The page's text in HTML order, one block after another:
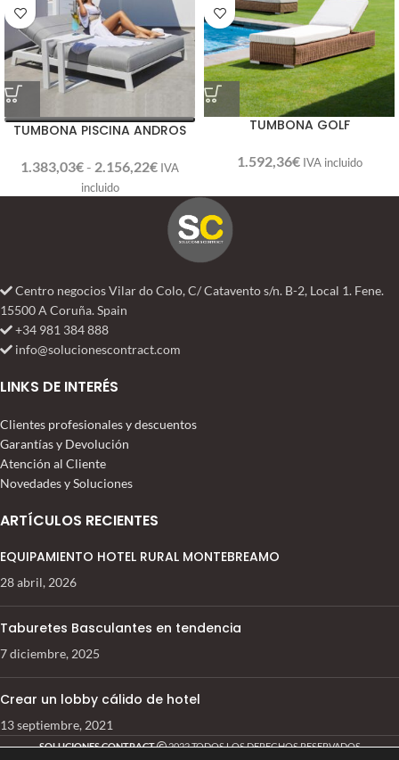
TUMBONA PISCINA ANDROS
1.383,03€ - 2.156,22€ IVA
incluido
TUMBONA GOLF
1.592,36€ IVA incluido
Centro negocios Vilar do Colo, C/ Catavento s/n. B-2, Local 1. Fene.
15500 A Coruña. Spain
+34 981 384 888
info@solucionescontract.com
LINKS DE INTERÉS
Clientes profesionales y descuentos
Garantías y Devolución
Atención al Cliente
Novedades y Soluciones
ARTÍCULOS RECIENTES
EQUIPAMIENTO HOTEL RURAL MONTEBREAMO
28 abril, 2026
Taburetes Basculantes en tendencia
7 diciembre, 2025
Crear un lobby cálido de hotel
13 septiembre, 2021
SOLUCIONES CONTRACT 2022 TODOS LOS DERECHOS RESERVADOS